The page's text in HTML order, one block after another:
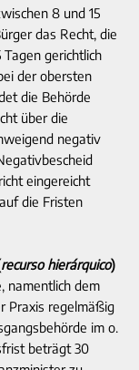
8 und 15
das Recht, die
gerichtlich
der obersten
die Behörde
über die
negativ
eingereicht
die Fristen
recurso hierárquico)
namentlich dem
Praxis regelmäßig
im o.
beträgt 30